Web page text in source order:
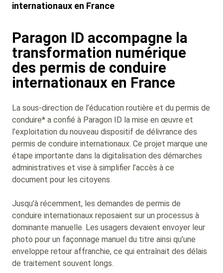
internationaux en France
Paragon ID accompagne la
transformation numérique
des permis de conduire
internationaux en France
La sous-direction de l’éducation routière et du permis de
conduire* a confié à Paragon ID la mise en œuvre et
l’exploitation du nouveau dispositif de délivrance des
permis de conduire internationaux. Ce projet marque une
étape importante dans la digitalisation des démarches
administratives et vise à simplifier l’accès à ce
document pour les citoyens.
Jusqu’à récemment, les demandes de permis de
conduire internationaux reposaient sur un processus à
dominante manuelle. Les usagers devaient envoyer leur
photo pour un façonnage manuel du titre ainsi qu’une
enveloppe retour affranchie, ce qui entraînait des délais
de traitement souvent longs.